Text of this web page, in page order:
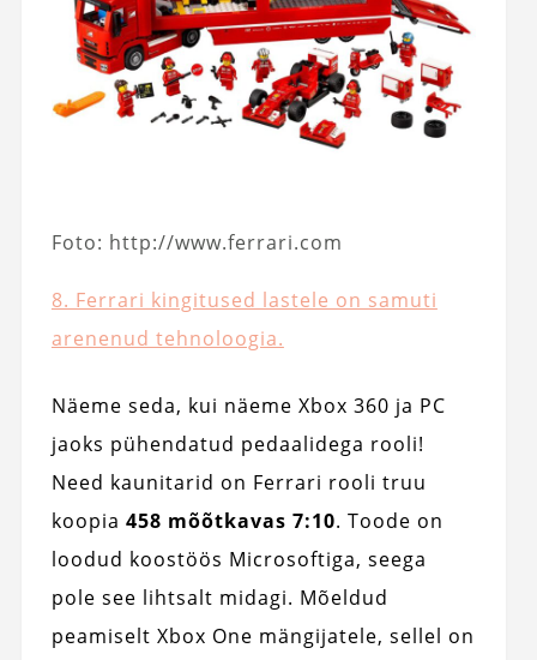
Foto: http://www.ferrari.com
8. Ferrari kingitused lastele on samuti
arenenud tehnoloogia.
Näeme seda, kui näeme Xbox 360 ja PC
jaoks pühendatud pedaalidega rooli!
Need kaunitarid on Ferrari rooli truu
koopia 458 mõõtkavas 7:10. Toode on
loodud koostöös Microsoftiga, seega
pole see lihtsalt midagi. Mõeldud
peamiselt Xbox One mängijatele, sellel on